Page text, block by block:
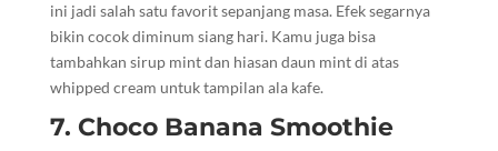
ini jadi salah satu favorit sepanjang masa. Efek segarnya
bikin cocok diminum siang hari. Kamu juga bisa
tambahkan sirup mint dan hiasan daun mint di atas
whipped cream untuk tampilan ala kafe.
7. Choco Banana Smoothie